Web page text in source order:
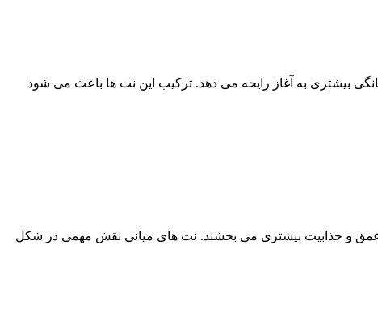
بیشتری به آغاز رایحه می دهد. ترکیب این نت ها باعث می شود
عمق و جذابیت بیشتری می بخشند. نت های میانی نقش مهمی در شکل